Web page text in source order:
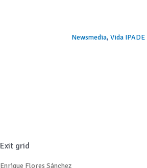
Newsmedia, Vida IPADE
Exit grid
Enrique Flores Sánchez